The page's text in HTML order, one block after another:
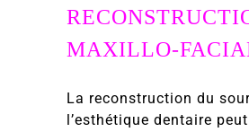
MAXILLO-
La reconstruction du
l’esthétique dentaire